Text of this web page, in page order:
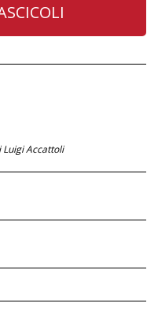
Luigi Accattoli